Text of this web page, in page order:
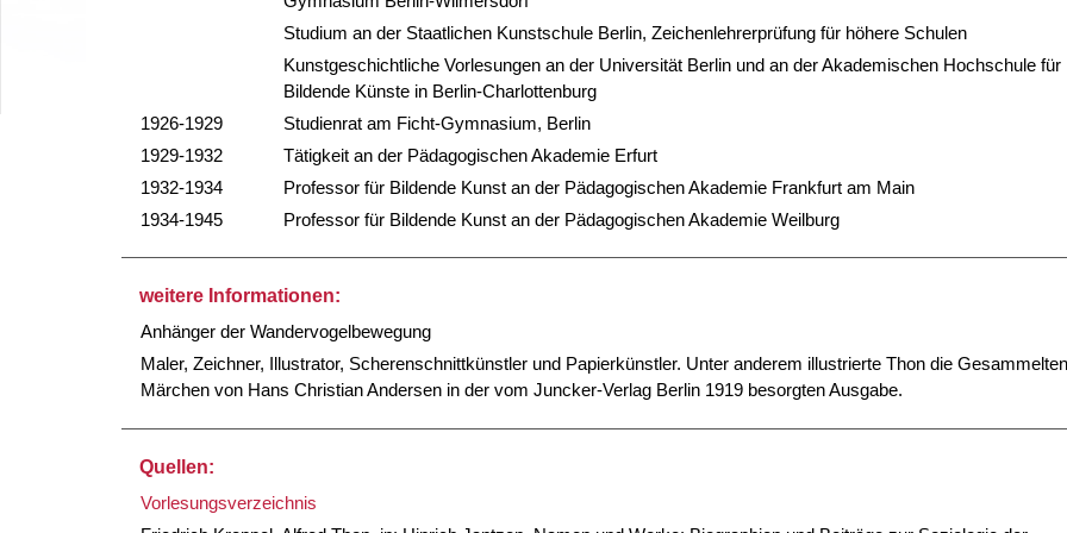
Studium an der Staatlichen Kunstschule Berlin, Zeichenlehrerprüfung für höhere Schulen
Kunstgeschichtliche Vorlesungen an der Universität Berlin und an der Akademischen Hochschule für
Bildende Künste in Berlin-Charlottenburg
1926-1929
Studienrat am Ficht-Gymnasium, Berlin
1929-1932
Tätigkeit an der Pädagogischen Akademie Erfurt
1932-1934
Professor für Bildende Kunst an der Pädagogischen Akademie Frankfurt am Main
1934-1945
Professor für Bildende Kunst an der Pädagogischen Akademie Weilburg
weitere Informationen:
Anhänger der Wandervogelbewegung
Maler, Zeichner, Illustrator, Scherenschnittkünstler und Papierkünstler. Unter anderem illustrierte Thon die Gesammelten
Märchen von Hans Christian Andersen in der vom Juncker-Verlag Berlin 1919 besorgten Ausgabe.
Quellen:
Vorlesungsverzeichnis